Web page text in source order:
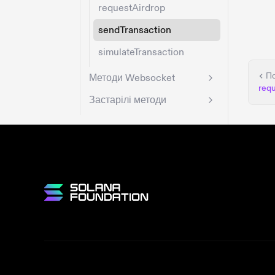
requestAirdrop
sendTransaction
simulateTransaction
Методи Websocket
Застарілі методи